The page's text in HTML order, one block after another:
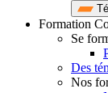
Formation
Se
Des
Nos